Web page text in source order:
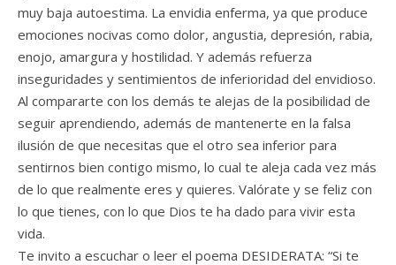
muy baja autoestima. La envidia enferma, ya que produce
emociones nocivas como dolor, angustia, depresión, rabia,
enojo, amargura y hostilidad. Y además refuerza
inseguridades y sentimientos de inferioridad del envidioso.
Al compararte con los demás te alejas de la posibilidad de
seguir aprendiendo, además de mantenerte en la falsa
ilusión de que necesitas que el otro sea inferior para
sentirnos bien contigo mismo, lo cual te aleja cada vez más
de lo que realmente eres y quieres. Valórate y se feliz con
lo que tienes, con lo que Dios te ha dado para vivir esta
vida.
Te invito a escuchar o leer el poema DESIDERATA: “Si te